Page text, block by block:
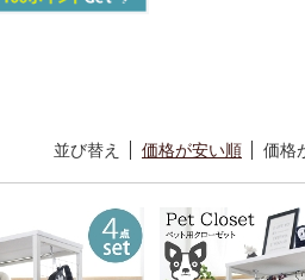
並び替え 価格が安い順 価格